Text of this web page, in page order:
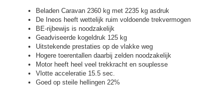
Beladen Caravan 2360 kg met 2235 kg asdruk
De Ineos heeft wettelijk ruim voldoende trekvermogen
BE-rijbewijs is noodzakelijk
Geadviseerde kogeldruk 125 kg
Uitstekende prestaties op de vlakke weg
Hogere toerentallen daarbij zelden noodzakelijk
Motor heeft heel veel trekkracht en souplesse
Vlotte acceleratie 15.5 sec.
Goed op steile hellingen 22%